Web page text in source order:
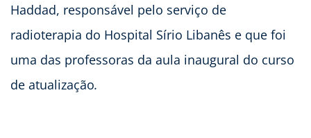
Haddad, responsável pelo serviço de
radioterapia do Hospital Sírio Libanês e que foi
uma das professoras da aula inaugural do curso
de atualização.